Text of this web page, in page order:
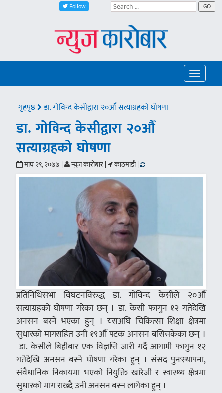
Follow GO
Toggle
गृहपृष्ठ डा. गोविन्द केसीद्वारा २०औँ सत्याग्रहको घोषणा
डा. गोविन्द केसीद्वारा २०औँ
सत्याग्रहको घोषणा
माघ २९, २०७७ | न्युज कारोबार | काठमाडौं |
प्रतिनिधिसभा विघटनविरुद्ध डा. गोविन्द केसीले २०औँ
सत्याग्रहको घोषणा गरेका छन् । डा. केसी फागुन १२ गतेदेखि
अनसन बस्ने भएका हुन् । यसअघि चिकित्सा शिक्षा क्षेत्रमा
सुधारको मागसहित उनी १९औँ पटक अनसन बसिसकेका छन् ।
डा. केसीले बिहीबार एक विज्ञप्ति जारी गर्दै आगामी फागुन १२
गतेदेखि अनसन बस्ने घोषणा गरेका हुन् । संसद पुनःस्थापना,
संवैधानिक निकायमा भएको नियुक्ति खारेजी र स्वास्थ्य क्षेत्रमा
सुधारको माग राख्दै उनी अनसन बस्न लागेका हुन् ।